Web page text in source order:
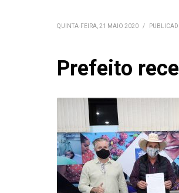
QUINTA-FEIRA, 21 MAIO 2020 /
Prefeito